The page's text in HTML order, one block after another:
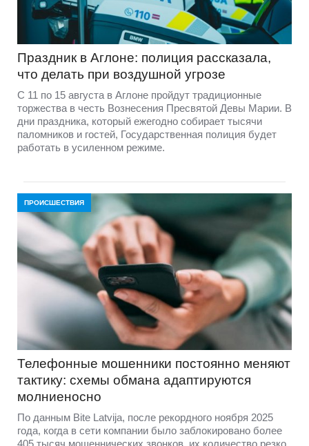
Праздник в Аглоне: полиция рассказала,
что делать при воздушной угрозе
С 11 по 15 августа в Аглоне пройдут традиционные
торжества в честь Вознесения Пресвятой Девы Марии. В
дни праздника, который ежегодно собирает тысячи
паломников и гостей, Государственная полиция будет
работать в усиленном режиме.
ПРОИСШЕСТВИЯ
Телефонные мошенники постоянно меняют
тактику: схемы обмана адаптируются
молниеносно
По данным Bite Latvija, после рекордного ноября 2025
года, когда в сети компании было заблокировано более
405 тысяч мошеннических звонков, их количество резко